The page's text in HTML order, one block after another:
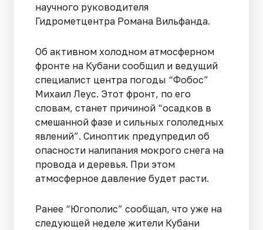
научного руководителя
Гидрометцентра Романа Вильфанда.
Об активном холодном атмосферном
фронте на Кубани сообщил и ведущий
специалист центра погоды “Фобос”
Михаил Леус. Этот фронт, по его
словам, станет причиной “осадков в
смешанной фазе и сильных гололедных
явлений”. Синоптик предупредил об
опасности налипания мокрого снега на
провода и деревья. При этом
атмосферное давление будет расти.
Ранее “Югополис” сообщал, что уже на
следующей неделе жители Кубани